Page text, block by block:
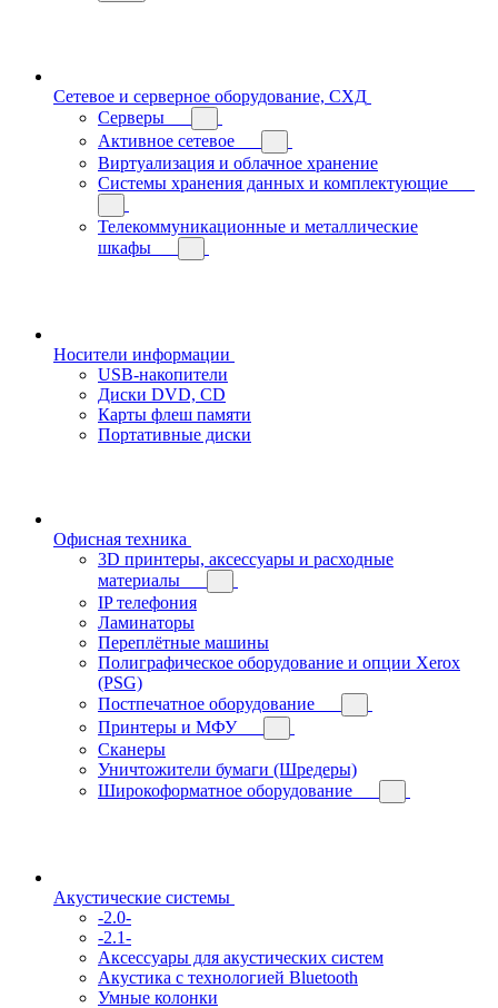
Сетевое и серверное оборудование, СХД
Cерверы
Активное сетевое
Виртуализация и облачное хранение
Системы хранения данных и комплектующие
Телекоммуникационные и металлические
шкафы
Носители информации
USB-накопители
Диски DVD, CD
Карты флеш памяти
Портативные диски
Офисная техника
3D принтеры, аксессуары и расходные
материалы
IP телефония
Ламинаторы
Переплётные машины
Полиграфическое оборудование и опции Xerox
(PSG)
Постпечатное оборудование
Принтеры и МФУ
Сканеры
Уничтожители бумаги (Шредеры)
Широкоформатное оборудование
Акустические системы
-2.0-
-2.1-
Аксессуары для акустических систем
Акустика с технологией Bluetooth
Умные колонки